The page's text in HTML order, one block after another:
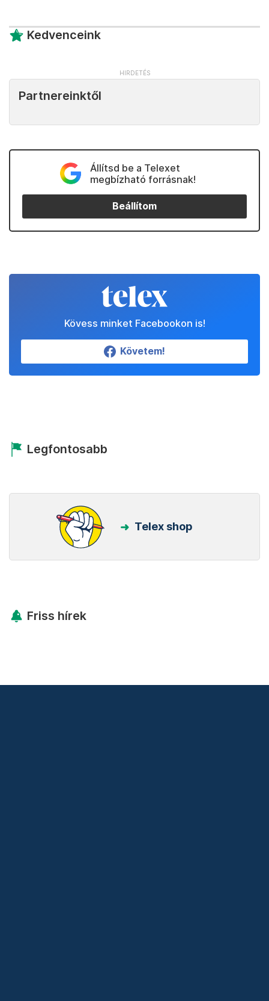
Kedvenceink
Partnereinktől
Állítsd be a Telexet
megbízható forrásnak!
Beállítom
Kövess minket Facebookon is!
Követem!
Legfontosabb
Telex shop
Friss hírek